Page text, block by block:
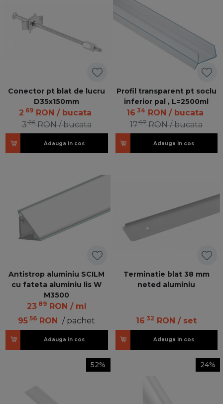
Conector pt blat de lucru
D35x150mm
2 69 RON / bucata
326 RON / bucata
Adauga in cos
Profil transparent pt soclu
inferior pal , L=2500ml
16 34 RON / bucata
1797 RON / bucata
Adauga in cos
Antistrop aluminiu SCILM
cu fateta aluminiu lis W
M3500
23 89 RON / ml
95 56 RON / pachet
Adauga in cos
Terminatie blat 38 mm
neted aluminiu
16 32 RON / set
Adauga in cos
52% 24%